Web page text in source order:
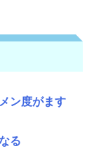
ン度がます
る